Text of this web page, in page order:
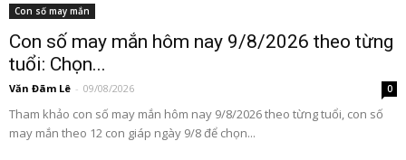
Con số may mắn
Con số may mắn hôm nay 9/8/2026 theo từng
tuổi: Chọn...
Văn Đãm Lê - 09/08/2026 0
Tham khảo con số may mắn hôm nay 9/8/2026 theo từng tuổi, con số
may mắn theo 12 con giáp ngày 9/8 để chọn...